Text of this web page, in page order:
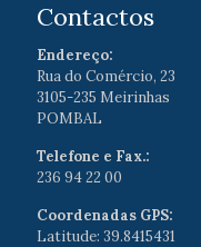
Contactos
Endereço:
Rua do Comércio, 23
3105-235 Meirinhas
POMBAL
Telefone e Fax.:
236 94 22 00
Coordenadas GPS:
Latitude: 39.8415431